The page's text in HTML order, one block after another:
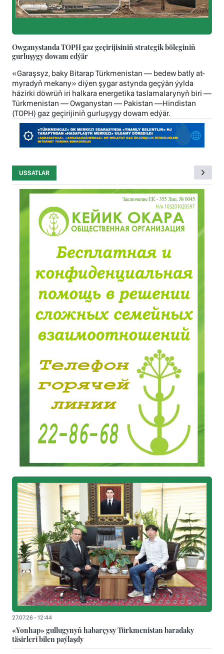
Owganystanda TOPH gaz geçirijisiniň strategik böleginiň
gurluşygy dowam edýär
«Garaşsyz, baky Bitarap Türkmenistan — bedew batly at-
myradyň mekany» diýen şygar astynda geçýän ýylda
häzirki döwrüň iri halkara energetika taslamalarynyň biri —
Türkmenistan — Owganystan — Pakistan —Hindistan
(TOPH) gaz geçirijiniň gurluşygy dowam edýär.
USSATLAR
27.07.26 - 12:44
«Yonhap» gullugynyň habarçysy Türkmenistan baradaky
täsirleri bilen paýlaşdy